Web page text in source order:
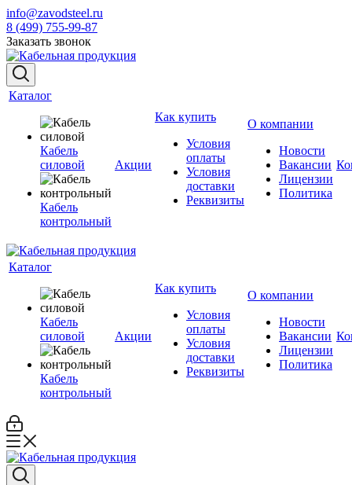
info@zavodsteel.ru
8 (499) 755-99-87
Заказать звонок
Каталог
Кабель
силовой
Кабель
контрольный
Акции
Как купить
Условия
оплаты
Условия
доставки
Реквизиты
О компании
Новости
Вакансии
Лицензии
Политика
Каталог
Кабель
силовой
Кабель
контрольный
Акции
Как купить
Условия
оплаты
Условия
доставки
Реквизиты
О компании
Новости
Вакансии
Лицензии
Политика